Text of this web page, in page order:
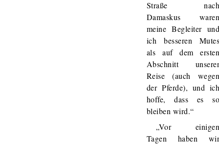
Straße
Damaskus
meine Begleiter
ich besseren
als auf dem
Abschnitt
Reise (auch
der Pferde), und
hoffe, dass es
bleiben wird.“
„Vor
Tagen haben